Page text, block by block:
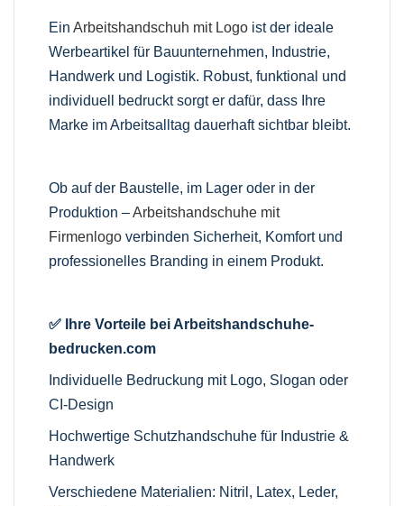
EinArbeitshandschuh mit Logo ist der ideale
Werbeartikel für Bauunternehmen, Industrie,
Handwerk und Logistik. Robust, funktional und
individuell bedruckt sorgt er dafür, dass Ihre
Marke im Arbeitsalltag dauerhaft sichtbar bleibt.
Ob auf der Baustelle, im Lager oder in der
Produktion –Arbeitshandschuhe mit
Firmenlogo verbinden Sicherheit, Komfort und
professionelles Branding in einem Produkt.
✅ Ihre Vorteile bei Arbeitshandschuhe-
bedrucken.com
Individuelle Bedruckung mit Logo, Slogan oder
CI-Design
Hochwertige Schutzhandschuhe für Industrie &
Handwerk
Verschiedene Materialien: Nitril, Latex, Leder,